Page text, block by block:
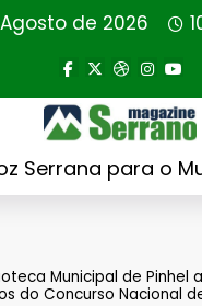
de 2026
Serrana para o
Municipal de Pinhel
do Concurso Nacional